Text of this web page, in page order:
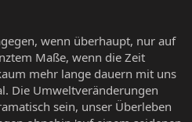
wenn überhaupt, nur auf
Maße, wenn die Zeit
mehr lange dauern mit uns
Die Umweltveränderungen
sein, unser Überleben